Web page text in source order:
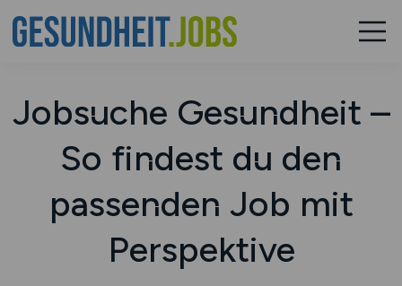
Jobsuche Gesundheit –
So findest du den
passenden Job mit
Perspektive